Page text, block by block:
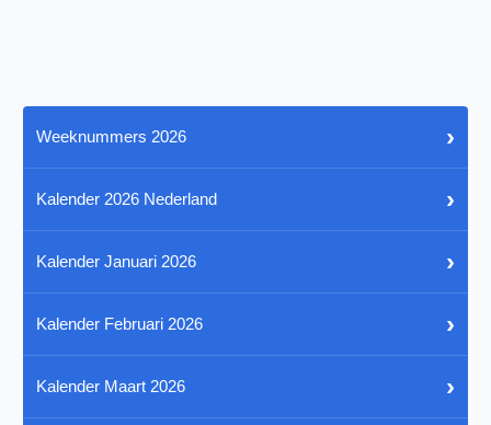
Weeknummers 2026 ›
Kalender 2026 Nederland ›
Kalender Januari 2026 ›
Kalender Februari 2026 ›
Kalender Maart 2026 ›